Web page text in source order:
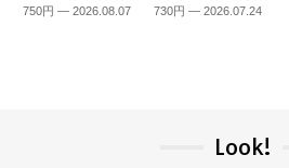
750円 — 2026.08.07 730円 — 2026.07.24
Look!